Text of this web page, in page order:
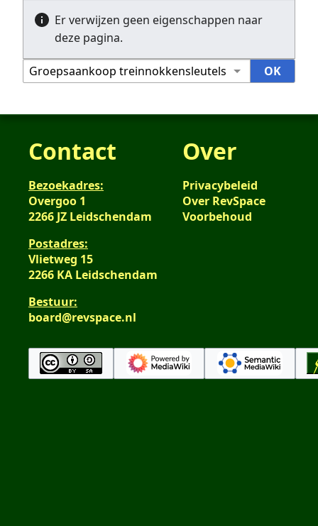
Er verwijzen geen eigenschappen naar
deze pagina.
Contact
Bezoekadres:
Overgoo 1
2266 JZ Leidschendam
Postadres:
Vlietweg 15
2266 KA Leidschendam
Bestuur:
board@revspace.nl
Over
Privacybeleid
Over RevSpace
Voorbehoud